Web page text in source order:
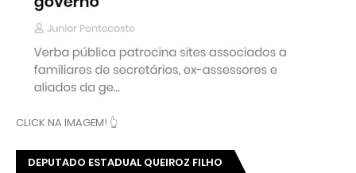
CLICK NA IMAGEM! 👆
DEPUTADO ESTADUAL QUEIROZ FILHO